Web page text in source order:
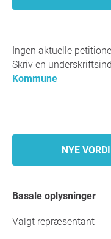
Ingen aktuelle
Skriv en
Kommune
NYE
Basale oplysninger
Valgt repræsentant